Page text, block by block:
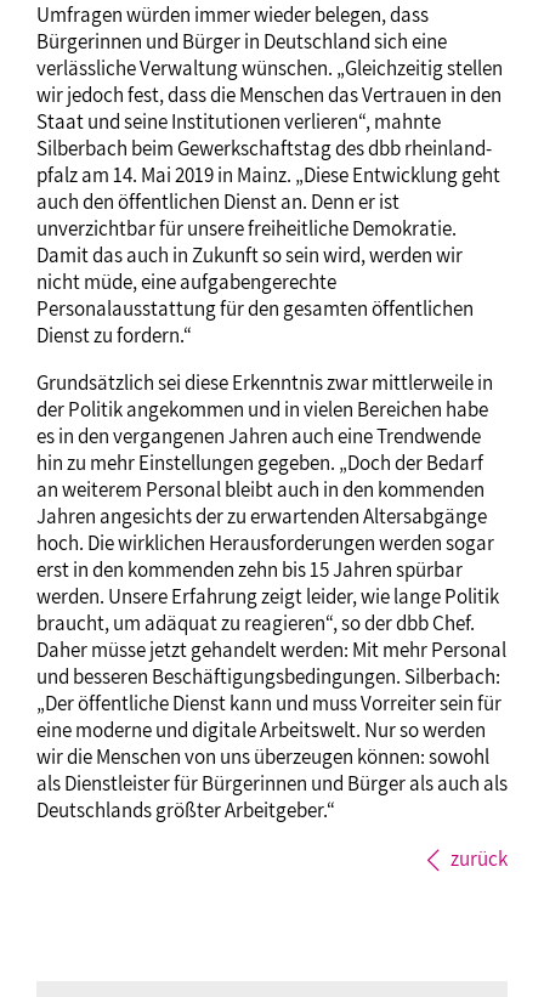
Umfragen würden immer wieder belegen, dass
Bürgerinnen und Bürger in Deutschland sich eine
verlässliche Verwaltung wünschen. „Gleichzeitig stellen
wir jedoch fest, dass die Menschen das Vertrauen in den
Staat und seine Institutionen verlieren“, mahnte
Silberbach beim Gewerkschaftstag des dbb rheinland-
pfalz am 14. Mai 2019 in Mainz. „Diese Entwicklung geht
auch den öffentlichen Dienst an. Denn er ist
unverzichtbar für unsere freiheitliche Demokratie.
Damit das auch in Zukunft so sein wird, werden wir
nicht müde, eine aufgabengerechte
Personalausstattung für den gesamten öffentlichen
Dienst zu fordern.“
Grundsätzlich sei diese Erkenntnis zwar mittlerweile in
der Politik angekommen und in vielen Bereichen habe
es in den vergangenen Jahren auch eine Trendwende
hin zu mehr Einstellungen gegeben. „Doch der Bedarf
an weiterem Personal bleibt auch in den kommenden
Jahren angesichts der zu erwartenden Altersabgänge
hoch. Die wirklichen Herausforderungen werden sogar
erst in den kommenden zehn bis 15 Jahren spürbar
werden. Unsere Erfahrung zeigt leider, wie lange Politik
braucht, um adäquat zu reagieren“, so der dbb Chef.
Daher müsse jetzt gehandelt werden: Mit mehr Personal
und besseren Beschäftigungsbedingungen. Silberbach:
„Der öffentliche Dienst kann und muss Vorreiter sein für
eine moderne und digitale Arbeitswelt. Nur so werden
wir die Menschen von uns überzeugen können: sowohl
als Dienstleister für Bürgerinnen und Bürger als auch als
Deutschlands größter Arbeitgeber.“
zurück